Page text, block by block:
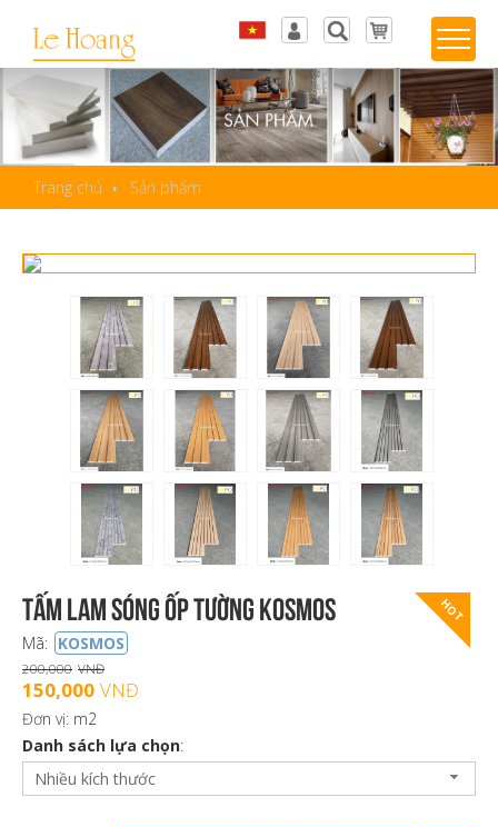
EnglishSản phẩm yêu thích
Trang chủ Sản phẩm
HOT
Tấm lam sóng ốp tường KOSMOS
Mã: KOSMOS
200,000 VNĐ
150,000 VNĐ
Đơn vị: m2
Danh sách lựa chọn:
Nhiều kích thước